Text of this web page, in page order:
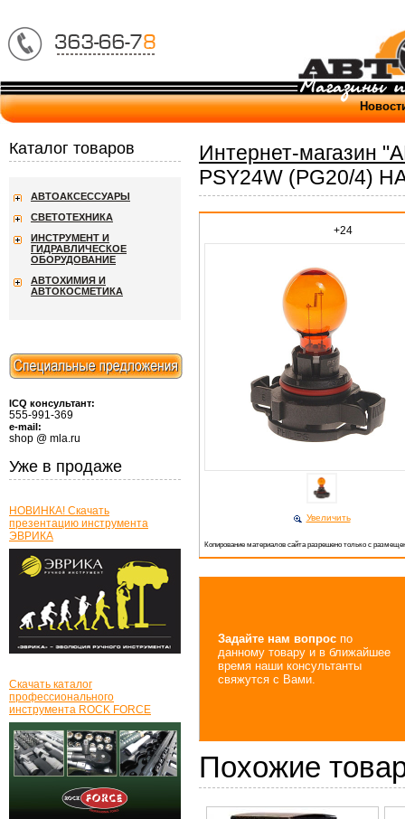
Интернет-магазин
PSY24W (PG20/4)
+24
Увеличить
Копирование материалов сайта разрешено только с
Задайте нам вопрос по
данному товару и в ближайшее
время наши консультанты
свяжутся с Вами.
Похожие
Каталог товаров
АВТОАКСЕССУАРЫ
СВЕТОТЕХНИКА
ИНСТРУМЕНТ И
ГИДРАВЛИЧЕСКОЕ
ОБОРУДОВАНИЕ
АВТОХИМИЯ И
АВТОКОСМЕТИКА
ICQ консультант:
555-991-369
e-mail:
shop @ mla.ru
Уже в продаже
НОВИНКА! Скачать
презентацию инструмента
ЭВРИКА
Скачать каталог
профессионального
инструмента ROCK FORCE